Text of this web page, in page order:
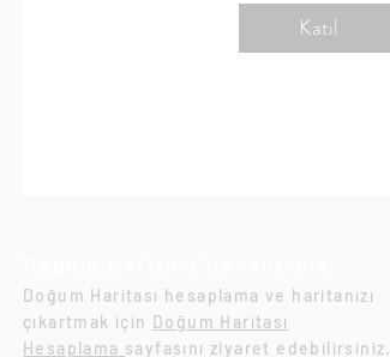
Katıl
Doğum Haritası hesaplama ve haritanızı
çıkartmak için Doğum Haritası
Hesaplama sayfasını ziyaret edebilirsiniz.